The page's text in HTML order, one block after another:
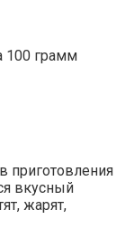
100 грамм
приготовления
вкусный
жарят,